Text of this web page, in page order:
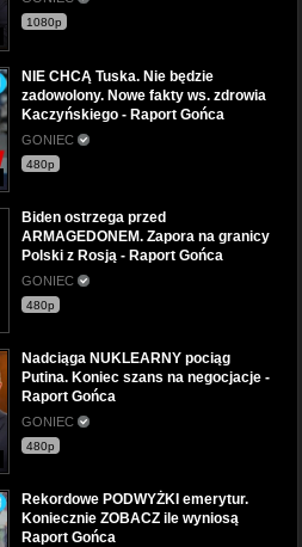
1080p
NIE CHCĄ Tuska. Nie będzie
zadowolony. Nowe fakty ws. zdrowia
Kaczyńskiego - Raport Gońca
GONIEC
480p
Biden ostrzega przed
ARMAGEDONEM. Zapora na granicy
Polski z Rosją - Raport Gońca
GONIEC
480p
Nadciąga NUKLEARNY pociąg
Putina. Koniec szans na negocjacje -
Raport Gońca
GONIEC
480p
Rekordowe PODWYŻKI emerytur.
Koniecznie ZOBACZ ile wyniosą
Raport Gońca